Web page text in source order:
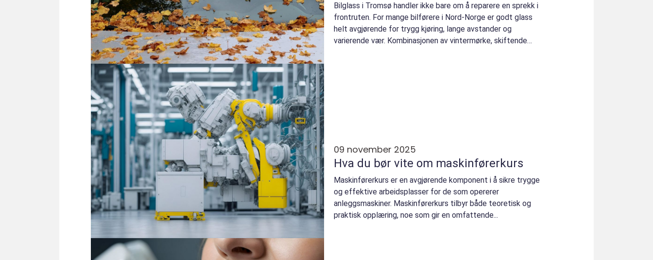
Bilglass i Tromsø handler ikke bare om å reparere en sprekk i
frontruten. For mange bilførere i Nord-Norge er godt glass
helt avgjørende for trygg kjøring, lange avstander og
varierende vær. Kombinasjonen av vintermørke, skiftende
09 november 2025
Hva du bør vite om maskinførerkurs
Maskinførerkurs er en avgjørende komponent i å sikre trygge
og effektive arbeidsplasser for de som opererer
anleggsmaskiner. Maskinførerkurs tilbyr både teoretisk og
praktisk opplæring, noe som gir en omfattende...